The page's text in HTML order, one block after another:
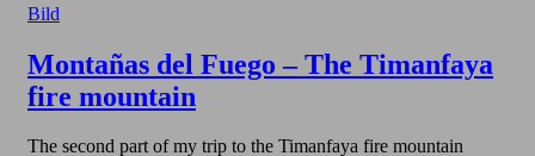
Bild
Montañas del Fuego – The Timanfaya
fire mountain
The second part of my trip to the Timanfaya fire mountain